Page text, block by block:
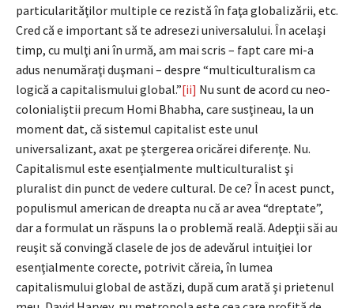
particularităţilor multiple ce rezistă în faţa globalizării, etc.
Cred că e important să te adresezi universalului. În acelaşi
timp, cu mulţi ani în urmă, am mai scris – fapt care mi-a
adus nenumăraţi duşmani – despre “multiculturalism ca
logică a capitalismului global.”[ii] Nu sunt de acord cu neo-
colonialiştii precum Homi Bhabha, care susţineau, la un
moment dat, că sistemul capitalist este unul
universalizant, axat pe ştergerea oricărei diferenţe. Nu.
Capitalismul este esenţialmente multiculturalist şi
pluralist din punct de vedere cultural. De ce? În acest punct,
populismul american de dreapta nu că ar avea “dreptate”,
dar a formulat un răspuns la o problemă reală. Adepţii săi au
reuşit să convingă clasele de jos de adevărul intuiţiei lor
esenţialmente corecte, potrivit căreia, în lumea
capitalismului global de astăzi, după cum arată şi prietenul